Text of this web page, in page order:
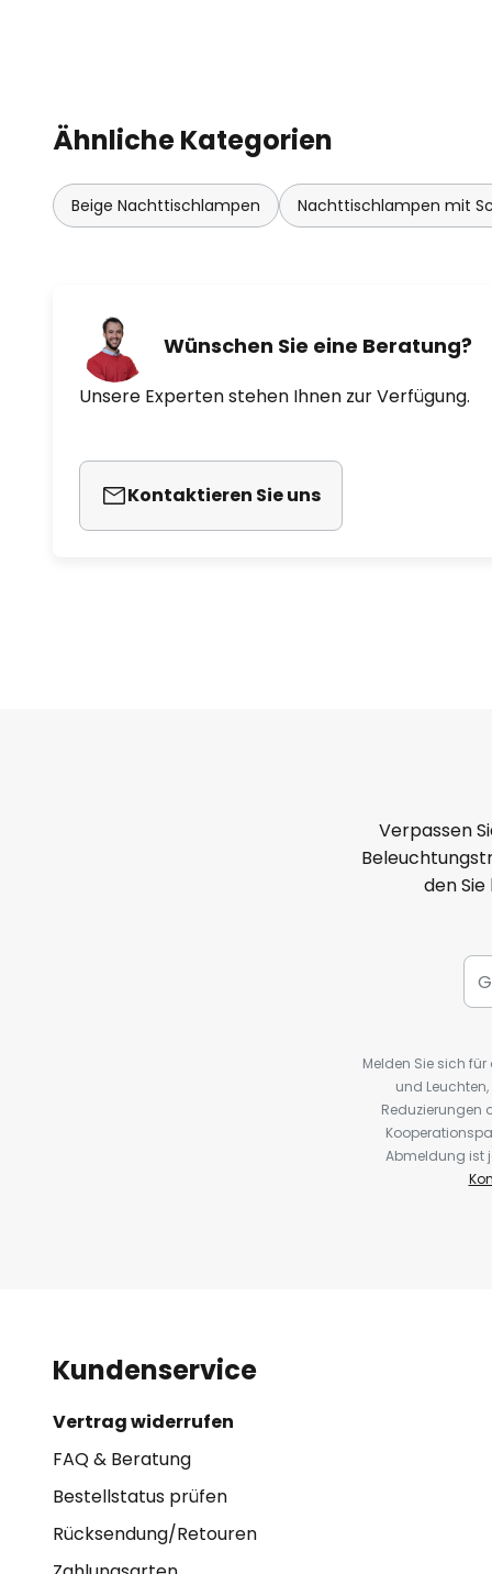
Ähnliche Kategorien
Beige Nachttischlampen Nachttischlampen mit
Wünschen Sie eine Beratung?
Unsere Experten stehen Ihnen zur Verfügung.
Kontaktieren Sie uns
Verpassen
den
Melden Sie sich
und
Reduzierungen
Abmeldung ist
Kundenservice
Vertrag widerrufen
FAQ & Beratung
Bestellstatus prüfen
Rücksendung/Retouren